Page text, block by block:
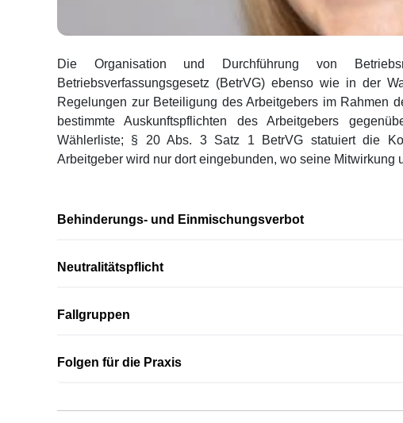
Die Organisation und Durchführung von
Betriebsverfassungsgesetz (BetrVG) ebenso wie in der
Regelungen zur Beteiligung des Arbeitgebers im Rahmen
bestimmte Auskunftspflichten des Arbeitgebers
Wählerliste; § 20 Abs. 3 Satz 1 BetrVG statuiert die
Arbeitgeber wird nur dort eingebunden, wo seine Mitwirkung
Behinderungs- und Einmischungsverbot
Neutralitätspflicht
Fallgruppen
Folgen für die Praxis